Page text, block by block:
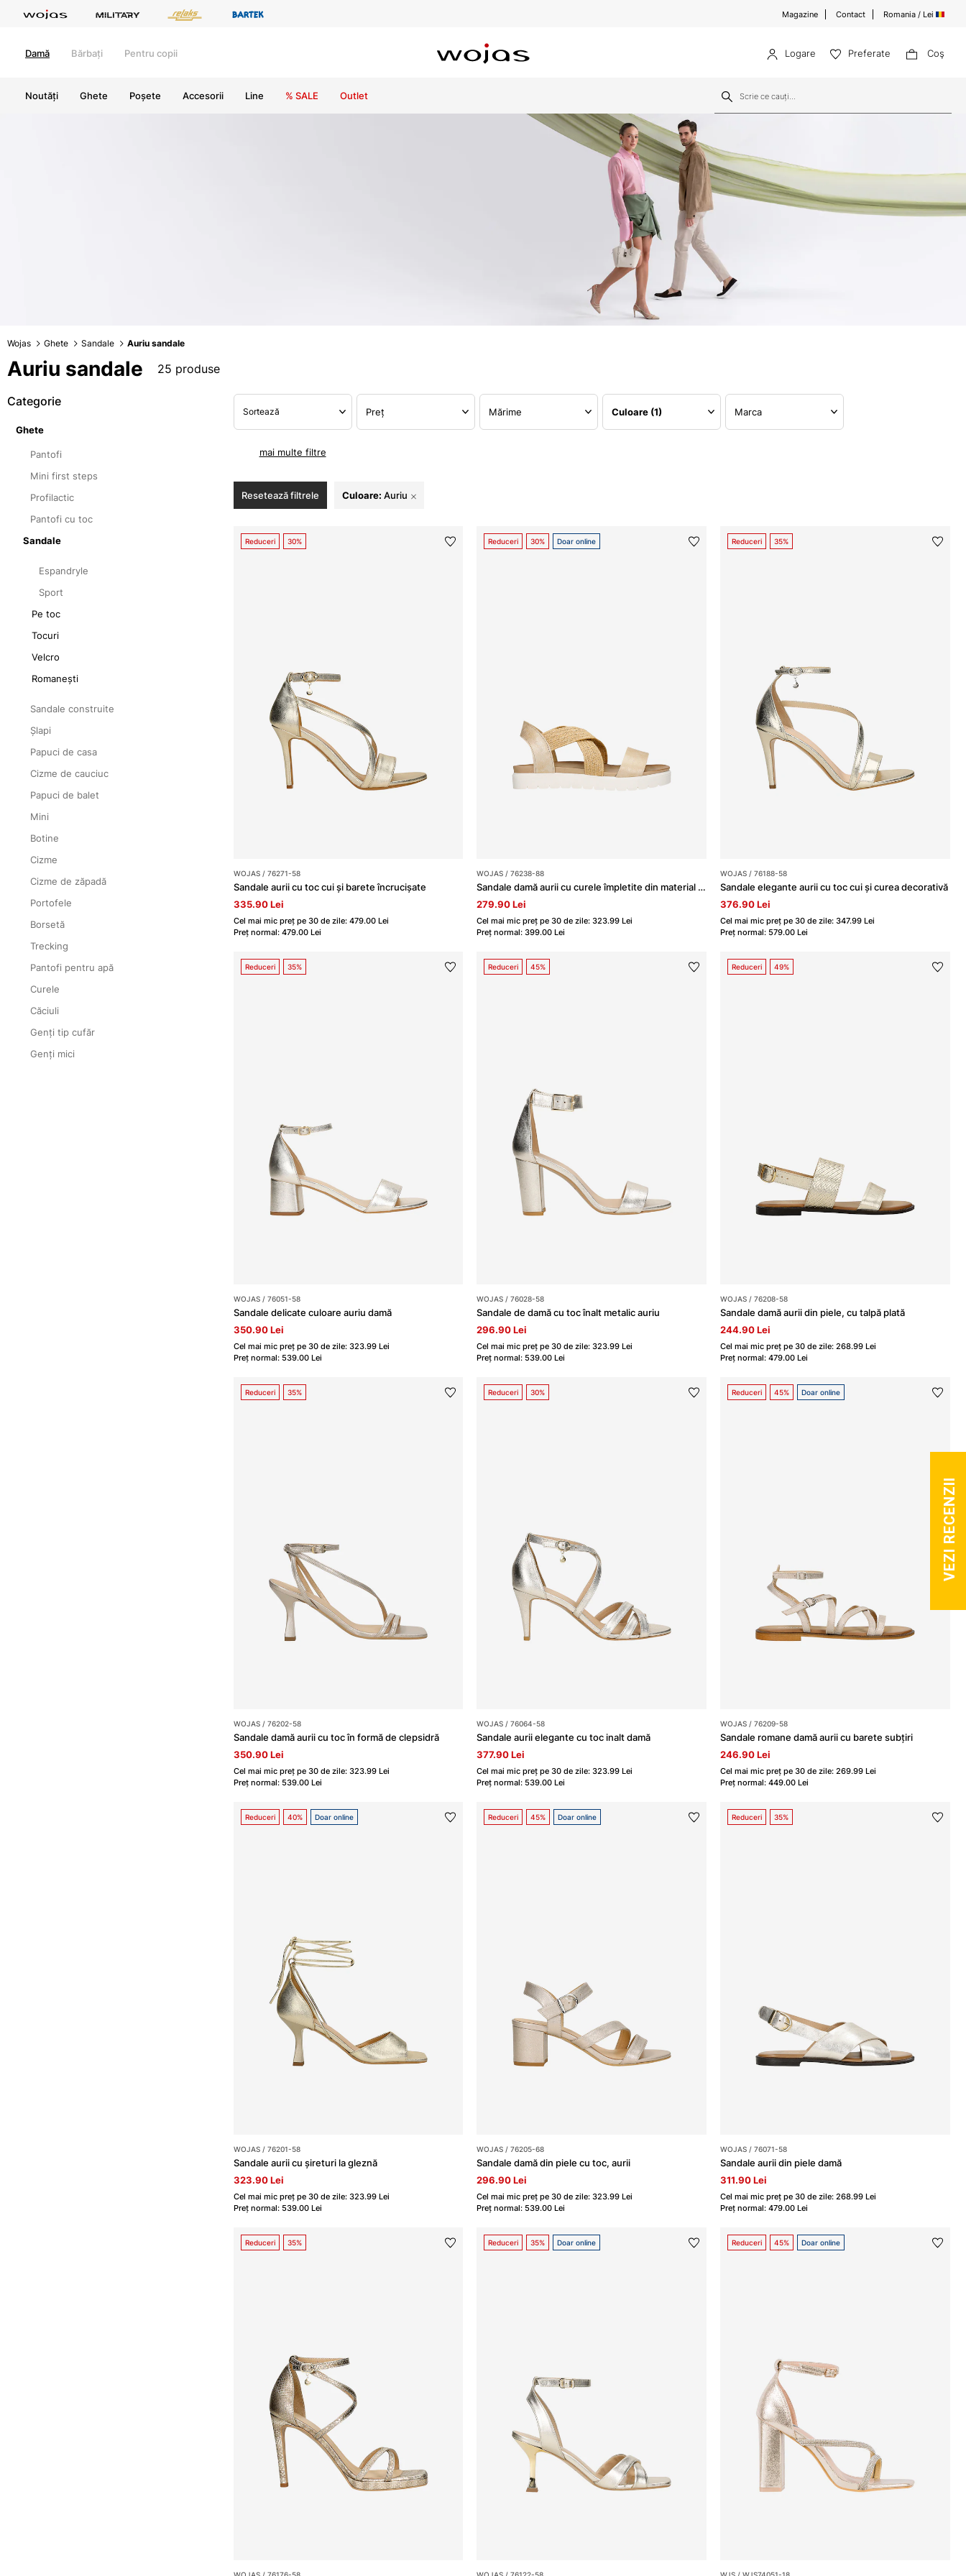
Magazine Contact Romania / Lei
Damă Bărbați Pentru copii Logare Preferate Coş
Noutăți Ghete Poșete Accesorii Line % SALE Outlet
Wojas Ghete Sandale Auriu sandale
Auriu sandale 25 produse
Categorie
Ghete
Pantofi
Mini first steps
Profilactic
Pantofi cu toc
Sandale
Espandryle
Sport
Pe toc
Tocuri
Velcro
Romanești
Sandale construite
Șlapi
Papuci de casa
Cizme de cauciuc
Papuci de balet
Mini
Botine
Cizme
Cizme de zăpadă
Portofele
Borsetă
Trecking
Pantofi pentru apă
Curele
Căciuli
Genți tip cufăr
Genți mici
Sortează Preț Mărime Culoare (1) Marca
mai multe filtre
Resetează filtrele Culoare: Auriu
Reduceri 30%
WOJAS / 76271-58
Sandale aurii cu toc cui și barete încrucișate
335.90 Lei
Cel mai mic preț pe 30 de zile: 479.00 Lei
Preț normal: 479.00 Lei
Reduceri 30% Doar online
WOJAS / 76238-88
Sandale damă aurii cu curele împletite din material textil
279.90 Lei
Cel mai mic preț pe 30 de zile: 323.99 Lei
Preț normal: 399.00 Lei
Reduceri 35%
WOJAS / 76188-58
Sandale elegante aurii cu toc cui și curea decorativă
376.90 Lei
Cel mai mic preț pe 30 de zile: 347.99 Lei
Preț normal: 579.00 Lei
Reduceri 35%
WOJAS / 76051-58
Sandale delicate culoare auriu damă
350.90 Lei
Cel mai mic preț pe 30 de zile: 323.99 Lei
Preț normal: 539.00 Lei
Reduceri 45%
WOJAS / 76028-58
Sandale de damă cu toc înalt metalic auriu
296.90 Lei
Cel mai mic preț pe 30 de zile: 323.99 Lei
Preț normal: 539.00 Lei
Reduceri 49%
WOJAS / 76208-58
Sandale damă aurii din piele, cu talpă plată
244.90 Lei
Cel mai mic preț pe 30 de zile: 268.99 Lei
Preț normal: 479.00 Lei
Reduceri 35%
WOJAS / 76202-58
Sandale damă aurii cu toc în formă de clepsidră
350.90 Lei
Cel mai mic preț pe 30 de zile: 323.99 Lei
Preț normal: 539.00 Lei
Reduceri 30%
WOJAS / 76064-58
Sandale aurii elegante cu toc inalt damă
377.90 Lei
Cel mai mic preț pe 30 de zile: 323.99 Lei
Preț normal: 539.00 Lei
Reduceri 45% Doar online
WOJAS / 76209-58
Sandale romane damă aurii cu barete subțiri
246.90 Lei
Cel mai mic preț pe 30 de zile: 269.99 Lei
Preț normal: 449.00 Lei
Reduceri 40% Doar online
WOJAS / 76201-58
Sandale aurii cu șireturi la gleznă
323.90 Lei
Cel mai mic preț pe 30 de zile: 323.99 Lei
Preț normal: 539.00 Lei
Reduceri 45% Doar online
WOJAS / 76205-68
Sandale damă din piele cu toc, aurii
296.90 Lei
Cel mai mic preț pe 30 de zile: 323.99 Lei
Preț normal: 539.00 Lei
Reduceri 35%
WOJAS / 76071-58
Sandale aurii din piele damă
311.90 Lei
Cel mai mic preț pe 30 de zile: 268.99 Lei
Preț normal: 479.00 Lei
Reduceri 35% Reduceri 35% Doar online Reduceri 45% Doar online
VEZI RECENZII